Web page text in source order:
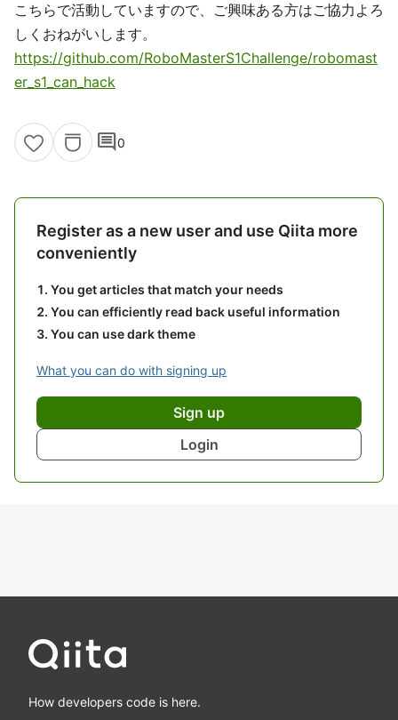
こちらで活動していますので、ご興味ある方はご協力よろ
しくおねがいします。
https://github.com/RoboMasterS1Challenge/robomast
er_s1_can_hack
comment0
Register as a new user and use Qiita more
conveniently
You get articles that match your needs
You can efficiently read back useful information
You can use dark theme
What you can do with signing up
Sign up
Login
How developers code is here.